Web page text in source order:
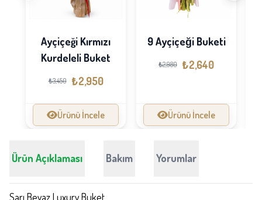
Ayçiçeği Kırmızı
Kurdeleli Buket
₺3,450 ₺2,950
Ürünü İncele
9 Ayçiçeği Buketi
₺2,980 ₺2,640
Ürünü İncele
Ürün Açıklaması Bakım Yorumlar
Sarı Beyaz Luxury Buket